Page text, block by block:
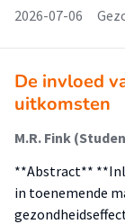
2026-07-06
De invloed
uitkomsten
**Abstract**
in toenemende